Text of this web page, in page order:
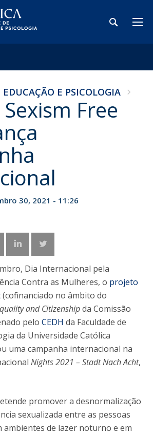
E PSICOLOGIA
Free
30, 2021 - 11:26
Dia Internacional pela
Contra as Mulheres, o projeto
(cofinanciado no âmbito do
and Citizenshipda Comissão
pelo CEDH da Faculdade de
da Universidade Católica
uma campanha internacional na
Nights 2021 – Stadt Nach Acht,
promover a desnormalização
sexualizada entre as pessoas
ambientes de lazer noturno e em